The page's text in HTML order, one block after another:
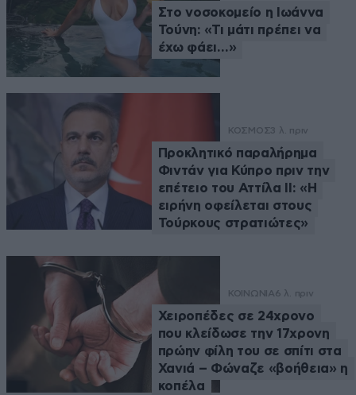
Στο νοσοκομείο η Ιωάννα
Τούνη: «Τι μάτι πρέπει να
έχω φάει…»
ΚΟΣΜΟΣ3 λ. πριν
Προκλητικό παραλήρημα
Φιντάν για Κύπρο πριν την
επέτειο του Αττίλα ΙΙ: «Η
ειρήνη οφείλεται στους
Τούρκους στρατιώτες»
ΚΟΙΝΩΝΙΑ6 λ. πριν
Χειροπέδες σε 24χρονο
που κλείδωσε την 17χρονη
πρώην φίλη του σε σπίτι στα
Χανιά – Φώναζε «βοήθεια» η
κοπέλα